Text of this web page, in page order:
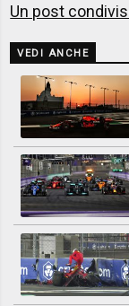
Un post
VEDI ANCHE